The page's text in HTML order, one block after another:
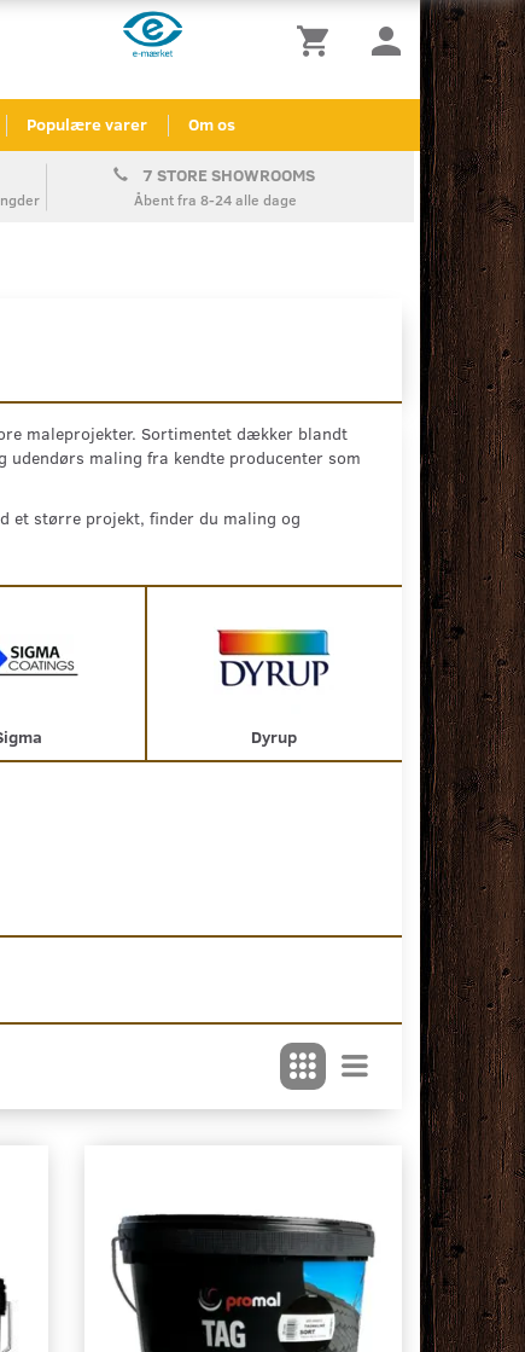
Populære varer Om os
7 STORE SHOWROOMS
Åbent fra 8-24 alle dage
maleprojekter. Sortimentet dækker blandt
maling fra kendte producenter som
et større projekt, finder du maling og
Dyrup